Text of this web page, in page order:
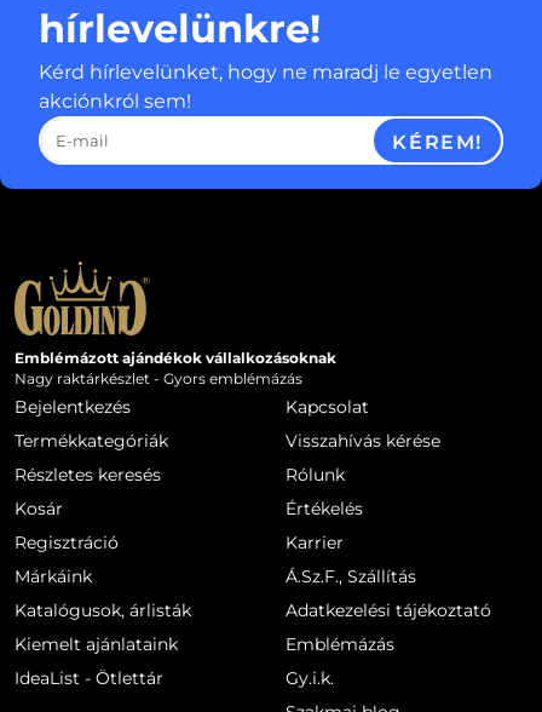
hírlevelünkre!
Kérd hírlevelünket, hogy ne maradj le egyetlen
akciónkról sem!
KÉREM!
Emblémázott ajándékok vállalkozásoknak
Nagy raktárkészlet - Gyors emblémázás
Bejelentkezés
Termékkategóriák
Részletes keresés
Kosár
Regisztráció
Kapcsolat
Visszahívás kérése
Rólunk
Értékelés
Karrier
Márkáink
Katalógusok, árlisták
Kiemelt ajánlataink
IdeaList - Ötlettár
Á.Sz.F., Szállítás
Adatkezelési tájékoztató
Emblémázás
Gy.i.k.